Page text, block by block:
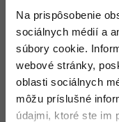
Na prispôsobenie
sociálnych médií a
súbory cookie.
webové stránky,
oblasti sociálnych
môžu príslušné
údajmi, ktoré ste im
12. diel:Timer v
PRO Nehodnotené